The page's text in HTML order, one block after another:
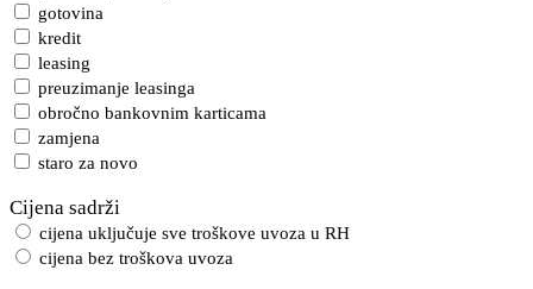
gotovina
kredit
leasing
preuzimanje leasinga
obročno bankovnim karticama
zamjena
staro za novo
Cijena sadrži
cijena uključuje sve troškove uvoza u RH
cijena bez troškova uvoza